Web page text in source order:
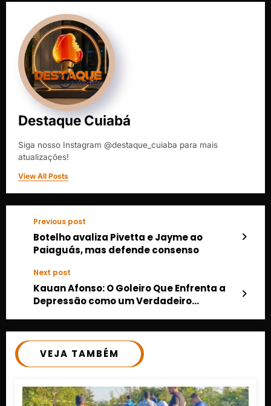
Destaque Cuiabá
Siga nosso Instagram @destaque_cuiaba para mais
atualizações!
View All Posts
Previous post
Botelho avaliza Pivetta e Jayme ao
Paiaguás, mas defende consenso
Next post
Kauan Afonso: O Goleiro Que Enfrenta a
Depressão como um Verdadeiro
VEJA TAMBÉM